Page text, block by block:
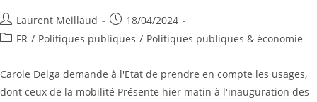
Laurent Meillaud
18/04/2024
FR / Politiques publiques / Politiques publiques & économie
Carole Delga demande à l'Etat de prendre en compte les usages,
dont ceux de la mobilité Présente hier matin à l'inauguration des